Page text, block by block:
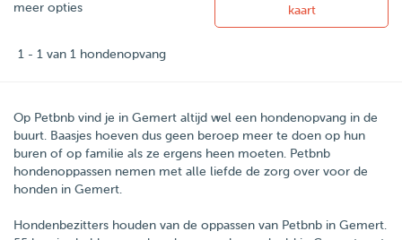
meer opties
kaart
1 - 1 van 1 hondenopvang
Op Petbnb vind je in Gemert altijd wel een hondenopvang in de
buurt. Baasjes hoeven dus geen beroep meer te doen op hun
buren of op familie als ze ergens heen moeten. Petbnb
hondenoppassen nemen met alle liefde de zorg over voor de
honden in Gemert.
Hondenbezitters houden van de oppassen van Petbnb in Gemert.